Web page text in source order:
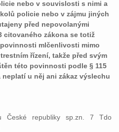
nebo v souvislosti s nimi a
policie nebo v zájmu jiných
před nepovolanými
citovaného zákona se totiž
mlčenlivosti mimo
řízení, takže před svým
této povinnosti podle § 115
u něj ani zákaz výslechu
České republiky sp.zn. 7 Tdo